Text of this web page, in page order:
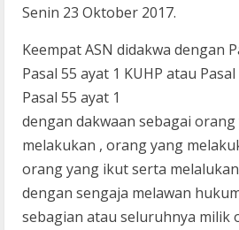
Senin 23 Oktober 2017.
Keempat ASN didakwa dengan
Pasal 55 ayat 1 KUHP atau
Pasal 55 ayat 1
dengan dakwaan sebagai
melakukan , orang yang
orang yang ikut serta
dengan sengaja melawan
sebagian atau seluruhnya milik